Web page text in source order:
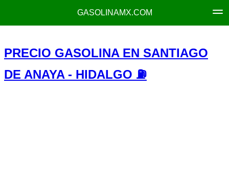
GASOLINAMX.COM
PRECIO GASOLINA EN SANTIAGO
DE ANAYA - HIDALGO ⛽